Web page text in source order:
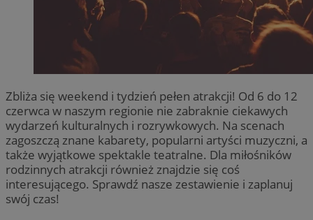
Zbliża się weekend i tydzień pełen atrakcji! Od 6 do 12
czerwca w naszym regionie nie zabraknie ciekawych
wydarzeń kulturalnych i rozrywkowych. Na scenach
zagoszczą znane kabarety, popularni artyści muzyczni, a
także wyjątkowe spektakle teatralne. Dla miłośników
rodzinnych atrakcji również znajdzie się coś
interesującego. Sprawdź nasze zestawienie i zaplanuj
swój czas!